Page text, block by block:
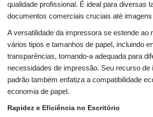
qualidade profissional. É ideal para diversas
documentos comerciais cruciais até imagens
A versatilidade da impressora se estende ao
vários tipos e tamanhos de papel, incluindo
transparências, tornando-a adequada para
necessidades de impressão. Seu recurso de
padrão também enfatiza a compatibilidade
economia de papel.
Rapidez e Eficiência no Escritório